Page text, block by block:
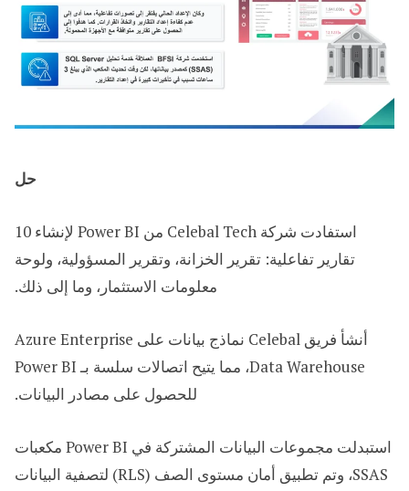
حل
استفادت شركة Celebal Tech من Power BI لإنشاء 10
تقارير تفاعلية: تقرير الخزانة، وتقرير المسؤولية، ولوحة
معلومات الاستثمار، وما إلى ذلك.​
أنشأ فريق Celebal نماذج بيانات على Azure Enterprise
Data Warehouse، مما يتيح اتصالات سلسة بـ Power BI
للحصول على مصادر البيانات.​
استبدلت مجموعات البيانات المشتركة في Power BI مكعبات
SSAS، وتم تطبيق أمان مستوى الصف (RLS) لتصفية البيانات